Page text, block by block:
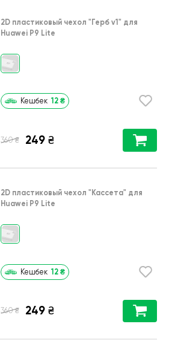
2D пластиковый чехол "Герб v1" для
Huawei P9 Lite
Кешбек 12 ₴
360 ₴ 249 ₴
2D пластиковый чехол "Кассета" для
Huawei P9 Lite
Кешбек 12 ₴
360 ₴ 249 ₴